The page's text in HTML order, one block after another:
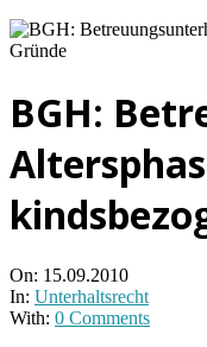
BGH:
On: 15.09.2010
In: Unterhaltsrecht
With: 0 Comments